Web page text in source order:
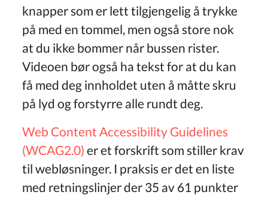
knapper som er lett tilgjengelig å trykke
på med en tommel, men også store nok
at du ikke bommer når bussen rister.
Videoen bør også ha tekst for at du kan
få med deg innholdet uten å måtte skru
på lyd og forstyrre alle rundt deg.
Web Content Accessibility Guidelines
(WCAG2.0) er et forskrift som stiller krav
til webløsninger. I praksis er det en liste
med retningslinjer der 35 av 61 punkter